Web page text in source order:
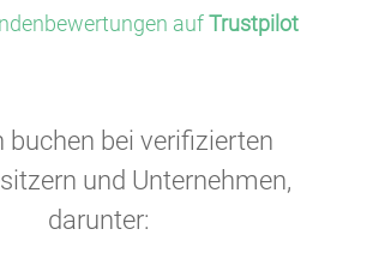
aufTrustpilot
buchen bei verifizierten
und Unternehmen,
darunter: